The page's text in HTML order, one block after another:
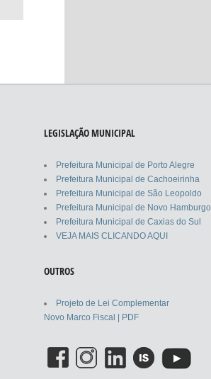
LEGISLAÇÃO MUNICIPAL
Prefeitura Municipal de Porto Alegre
Prefeitura Municipal de Cachoeirinha
Prefeitura Municipal de São Leopoldo
Prefeitura Municipal de Novo Hamburgo
Prefeitura Municipal de Caxias do Sul
VEJA MAIS CLICANDO AQUI
OUTROS
Projeto de Lei Complementar
Novo Marco Fiscal | PDF